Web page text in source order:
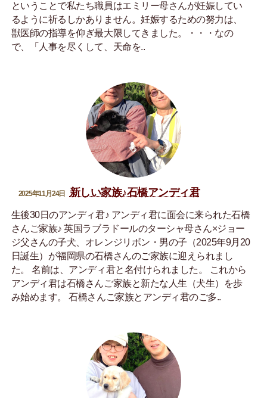
ということで私たち職員はエミリー母さんが妊娠してい
るように祈るしかありません。妊娠するための努力は、
獣医師の指導を仰ぎ最大限してきました。・・・なの
で、「人事を尽くして、天命を..
2025年11月24日 新しい家族♪石橋アンディ君
生後30日のアンディ君♪ アンディ君に面会に来られた石橋
さんご家族♪ 英国ラブラドールのターシャ母さん×ジョー
ジ父さんの子犬、オレンジリボン・男の子（2025年9月20
日誕生）が福岡県の石橋さんのご家族に迎えられまし
た。 名前は、アンディ君と名付けられました。 これから
アンディ君は石橋さんご家族と新たな人生（犬生）を歩
み始めます。 石橋さんご家族とアンディ君のご多..